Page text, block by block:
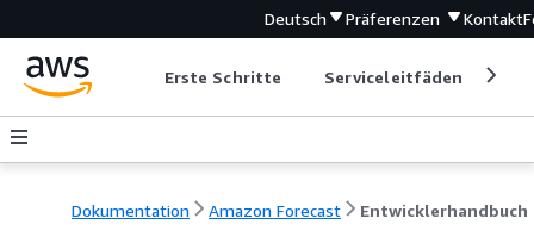
Deutsch Präferenzen Kontakt
Erste Schritte Serviceleitfäden
Dokumentation Amazon Forecast Entwicklerhandbuch